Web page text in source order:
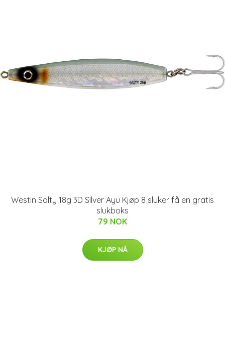
Westin Salty 18g 3D Silver Ayu Kjøp 8 sluker få en gratis
slukboks
79 NOK
KJØP NÅ